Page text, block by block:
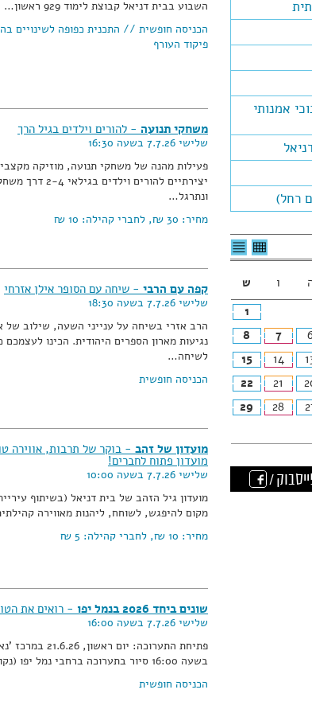
אמנותי
רחל)
לרשימת
האירועים
לצפיה
בטבלה
ו
ש
1
7
8
14
15
21
22
28
29
/
השבוע בבית דניאל קבוצת לימוד 929 ראשון…
הכניסה חופשית // התכנית כפופה לשינויים
פיקוד העורף
משחקי תנועה - להורים וילדים בגיל הרך
שלישי 7.7.26 בשעה 16:30
פעילות מהנה של משחקי תנועה, מוזיקה
יצירתיים להורים
ונתרגל…
מחיר: 30 ₪ , לחברי קהילה: 10 ₪
קפה עם הרבי - שיחה עם הסופר אילן אזרחי
שלישי 7.7.26 בשעה 18:30
הרב אזרי בשיחה על ענייני השעה, שילוב של
נגיעות מארון הספרים היהודית. הכינו לעצמכם
לשיחה…
הכניסה חופשית
מועדון של זהב - בוקר של תרבות, אווירה
מועדון פתוח לחברים!
שלישי 7.7.26 בשעה 10:00
מועדון גיל הזהב של בית דניאל (בשיתוף
מקום להיפגש, לשוחח, ליהנות מאווירה
מחיר: 10 ₪ , לחברי קהילה: 5 ₪
שונים ביחד 2026 בנמל יפו - רואים את
שלישי 7.7.26 בשעה 16:00
פתיחת התערוכה: יום
בשעה 16:00 סיור בתערוכה ברחבי נמל יפו (נקודת…
הכניסה חופשית